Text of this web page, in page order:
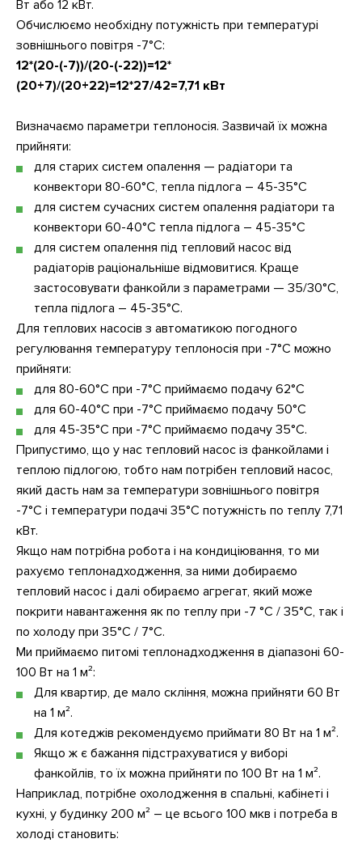
Вт або 12 кВт.
Обчислюємо необхідну потужність при температурі
зовнішнього повітря -7°C:
12*(20-(-7))/(20-(-22))=12*
(20+7)/(20+22)=12*27/42=7,71 кВт
Визначаємо параметри теплоносія. Зазвичай їх можна
прийняти:
для старих систем опалення — радіатори та
конвектори 80-60°C, тепла підлога – 45-35°C
для систем сучасних систем опалення радіатори та
конвектори 60-40°С тепла підлога – 45-35°C
для систем опалення під тепловий насос від
радіаторів раціональніше відмовитися. Краще
застосовувати фанкойли з параметрами — 35/30°C,
тепла підлога – 45-35°C.
Для теплових насосів з автоматикою погодного
регулювання температуру теплоносія при -7°C можно
прийняти:
для 80-60°C при -7°C приймаємо подачу 62°C
для 60-40°C при -7°С приймаємо подачу 50°C
для 45-35°C при -7°C приймаємо подачу 35°C.
Припустимо, що у нас тепловий насос із фанкойлами і
теплою підлогою, тобто нам потрібен тепловий насос,
який дасть нам за температури зовнішнього повітря
-7°C і температури подачі 35°C потужність по теплу 7,71
кВт.
Якщо нам потрібна робота і на кондиціювання, то ми
рахуємо теплонадходження, за ними добираємо
тепловий насос і далі обираємо агрегат, який може
покрити навантаження як по теплу при -7 °C / 35°C, так і
по холоду при 35°C / 7°C.
Ми приймаємо питомі теплонадходження в діапазоні 60-
100 Вт на 1 м²:
Для квартир, де мало скління, можна прийняти 60 Вт
на 1 м².
Для котеджів рекомендуємо приймати 80 Вт на 1 м².
Якщо ж є бажання підстрахуватися у виборі
фанкойлів, то їх можна прийняти по 100 Вт на 1 м².
Наприклад, потрібне охолодження в спальні, кабінеті і
кухні, у будинку 200 м² – це всього 100 мкв і потреба в
холоді становить: